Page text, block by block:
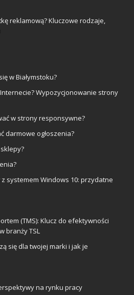
reklamową? Kluczowe rodzaje,
w Białymstoku?
Wypozycjonowanie strony
w strony responsywne?
darmowe ogłoszenia?
systemem Windows 10: przydatne
(TMS): Klucz do efektywności
branży TSL
się dla twojej marki i jak je
na rynku pracy